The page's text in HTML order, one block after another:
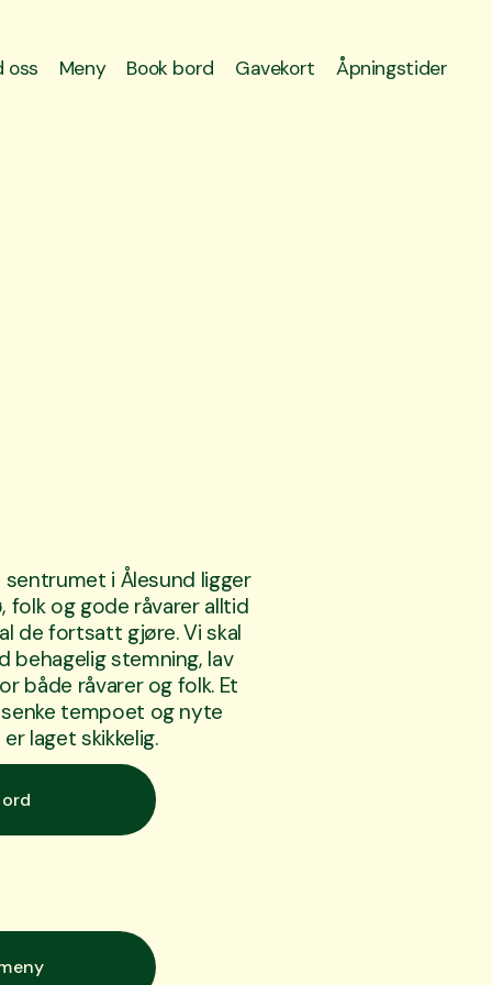
oss Meny Book bord Gavekort Åpningstider
i Ålesund ligger
folk og gode råvarer alltid
de fortsatt gjøre. Vi skal
behagelig stemning, lav
både råvarer og folk. Et
tempoet og nyte
laget skikkelig.